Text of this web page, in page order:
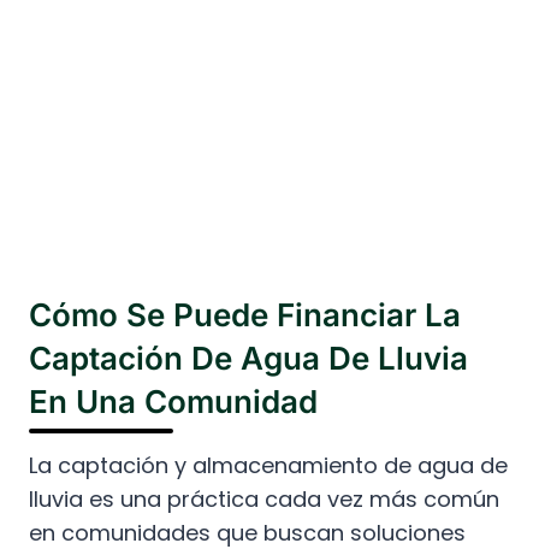
Cómo Se Puede Financiar La
Captación De Agua De Lluvia
En Una Comunidad
La captación y almacenamiento de agua de
lluvia es una práctica cada vez más común
en comunidades que buscan soluciones